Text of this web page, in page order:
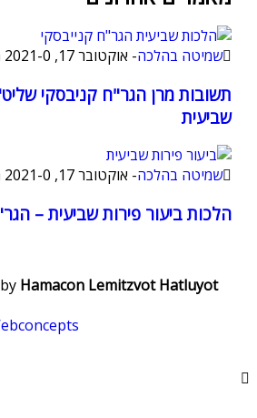
שמיטה בהלכה- אוקטובר 17, 2021 -0 תגובות
תשובות מרן הגר"ח קניבסקי
שביעית
שמיטה בהלכה- אוקטובר 17, 2021 -0 תגובות
הלכות ביעור פירות שביעית –
Hamacon Lemitzvot Hatluyot